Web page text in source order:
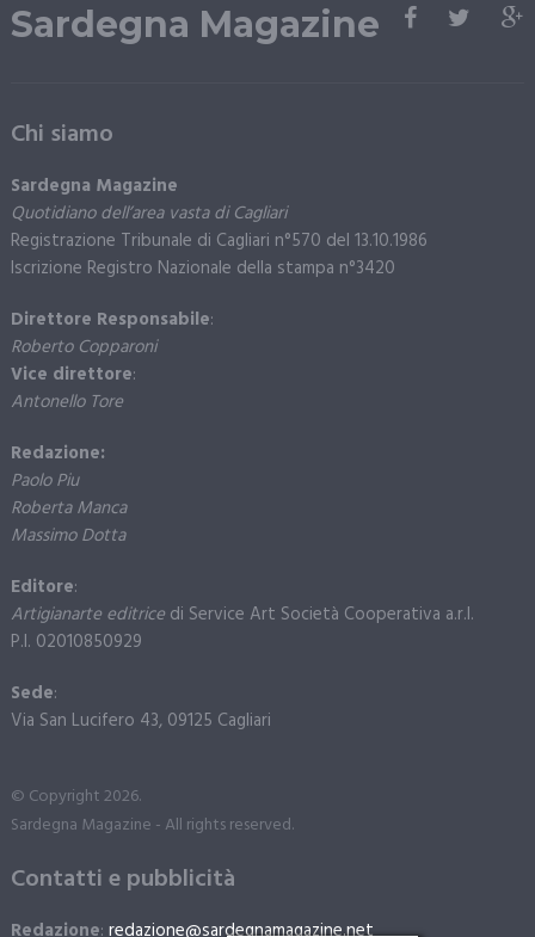
Sardegna Magazine
Chi siamo
Sardegna Magazine
Quotidiano dell’area vasta di Cagliari
Registrazione Tribunale di Cagliari n°570 del 13.10.1986
Iscrizione Registro Nazionale della stampa n°3420
Direttore Responsabile:
Roberto Copparoni
Vice direttore:
Antonello Tore
Redazione:
Paolo Piu
Roberta Manca
Massimo Dotta
Editore:
Artigianarte editricedi Service Art Società Cooperativa a.r.l.
P.I. 02010850929
Sede:
Via San Lucifero 43, 09125 Cagliari
© Copyright 2026.
Sardegna Magazine - All rights reserved.
Contatti e pubblicità
Redazione: redazione@sardegnamagazine.net